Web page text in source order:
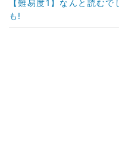
【難易度1】なんと読む
も!